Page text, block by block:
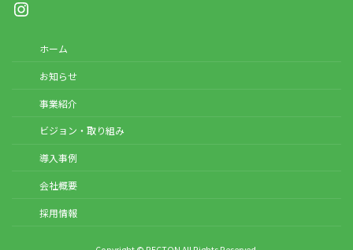
Instagram
ホーム
お知らせ
事業紹介
ビジョン・取り組み
導入事例
会社概要
採用情報